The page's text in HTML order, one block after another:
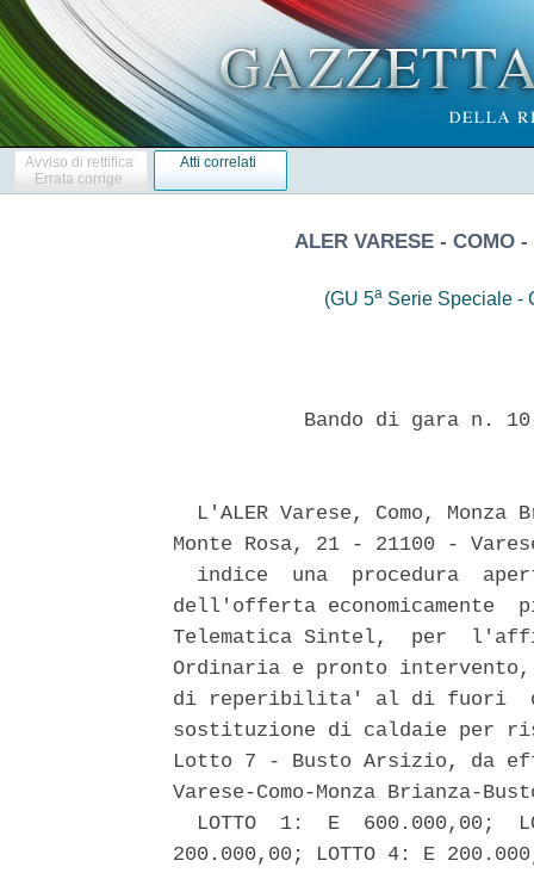
Avviso di rettifica
Errata corrige
Atti correlati
ALER VARESE - COMO
(GU 5a Serie Speciale -
Bando di gara n.
L'ALER Varese, Como, Monza
Monte Rosa, 21 - 21100 -
indice  una  procedura
dell'offerta economicamente
Telematica Sintel,  per
Ordinaria e pronto
di reperibilita' al di fuori
sostituzione di caldaie per
Lotto 7 - Busto Arsizio, da
Varese-Como-Monza Brianza-
LOTTO  1:  E  600.000,00;
200.000,00; LOTTO 4: E